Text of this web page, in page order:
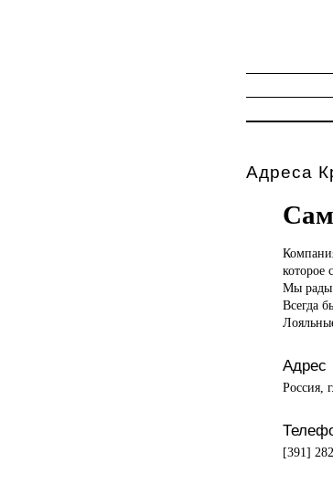
Адреса
которое
Мы рады
Всегда
Адрес
Россия,
[391]